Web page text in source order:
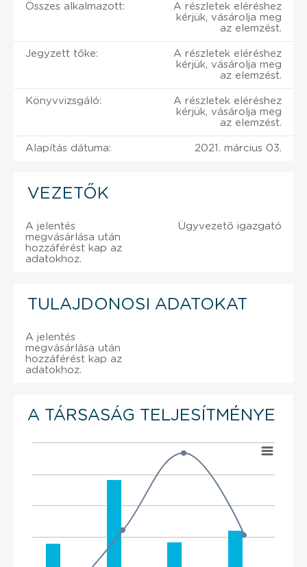
Összes alkalmazott:
A részletek eléréshez
kérjük, vásárolja meg
az elemzést.
Jegyzett tőke:
A részletek eléréshez
kérjük, vásárolja meg
az elemzést.
Könyvvizsgáló:
A részletek eléréshez
kérjük, vásárolja meg
az elemzést.
Alapítás dátuma: 2021. március 03.
VEZETŐK
A jelentés
megvásárlása után
hozzáférést kap az
adatokhoz.
Ügyvezető igazgató
TULAJDONOSI ADATOKAT
A jelentés
megvásárlása után
hozzáférést kap az
adatokhoz.
A TÁRSASÁG TELJESÍTMÉNYE